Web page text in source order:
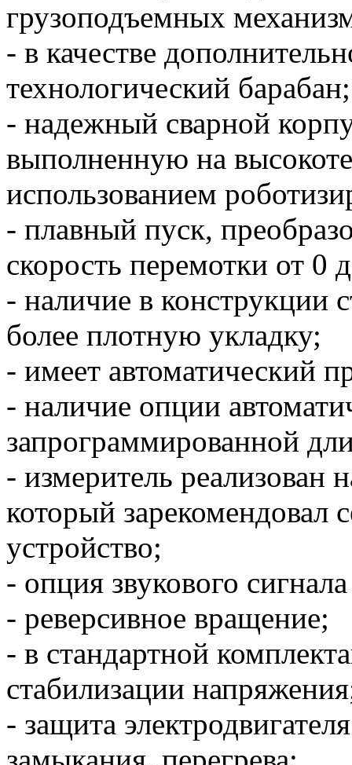
грузоподъемных
- в качестве
технологический барабан;
- надежный сварной
выполненную на
использованием
- плавный пуск,
скорость перемотки от 0
- наличие в конструкции
более плотную укладку;
- имеет автоматический
- наличие опции
запрограммированной
- измеритель реализован
который зарекомендовал
устройство;
- опция звукового
- реверсивное вращение;
- в стандартной
стабилизации
- защита